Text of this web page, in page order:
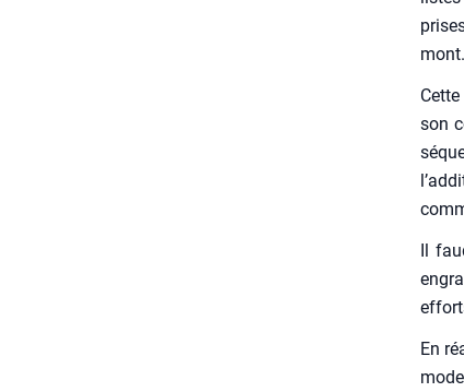
mont.
son
Il
En